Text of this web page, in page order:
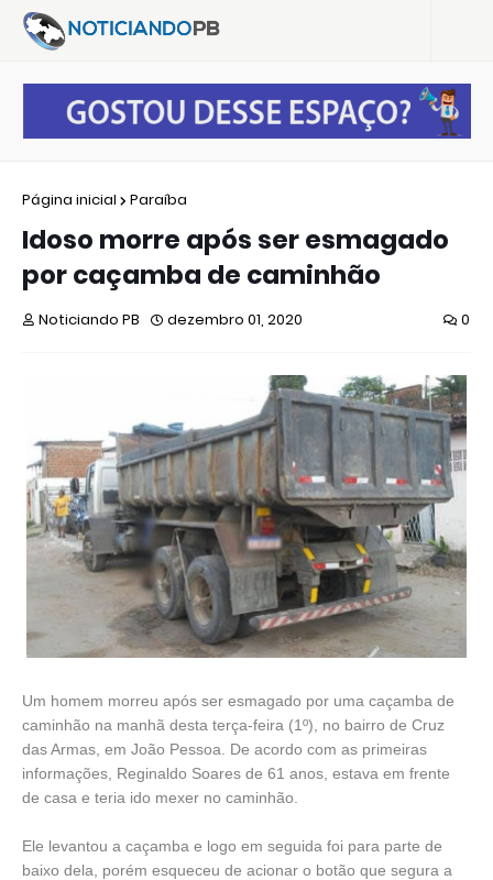
Página inicial Paraíba
Idoso morre após ser esmagado
por caçamba de caminhão
Noticiando PB dezembro 01, 2020 0
Um homem morreu após ser esmagado por uma caçamba de
caminhão na manhã desta terça-feira (1º), no bairro de Cruz
das Armas, em João Pessoa. De acordo com as primeiras
informações, Reginaldo Soares de 61 anos, estava em frente
de casa e teria ido mexer no caminhão.
Ele levantou a caçamba e logo em seguida foi para parte de
baixo dela, porém esqueceu de acionar o botão que segura a